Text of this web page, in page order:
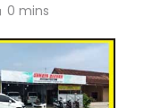
0 mins